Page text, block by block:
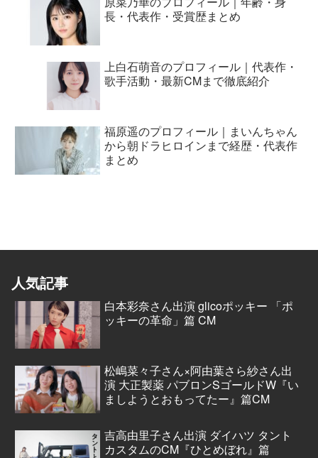
長・代表作・受賞歴まとめ
上白石萌音のプロフィール｜代表作・
歌手活動・最新CMまで徹底紹介
福原遥のプロフィール｜まいんちゃん
から朝ドラヒロインまで経歴・代表作
まとめ
人気記事
白本彩奈さん出演 glicoポッキー 「ポ
ッキーの革命」篇 CM
松嶋菜々子さん×阿由葉さら紗さん出
演 大正製薬 パブロンSゴールドW『い
ましようとおもってたー』篇CM
吉高由里子さん出演 ダイハツ タント
カスタムのCM『ひとめぼれ』篇